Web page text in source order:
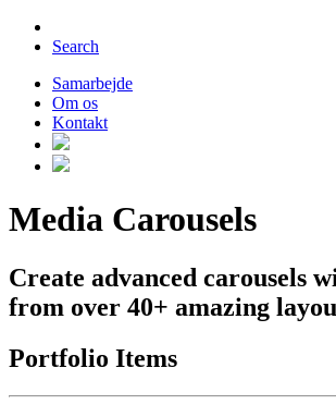
Search
Samarbejde
Om os
Kontakt
Media Carousels
Create advanced carousels
from over 40+ amazing
Portfolio Items